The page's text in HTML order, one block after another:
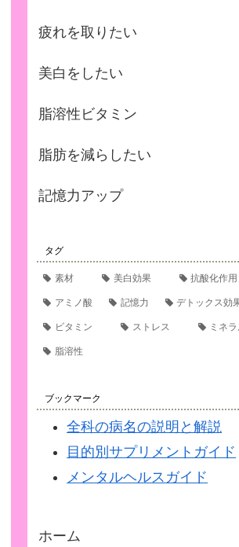
疲れを取りたい
美白をしたい
脂溶性ビタミン
脂肪を減らしたい
記憶力アップ
タグ
素材 美白効果 抗酸化作用
アミノ酸 記憶力 デトックス効
ビタミン ストレス ミネ
脂溶性
ブックマーク
全科の病名の説明と解説
目的別サプリメントガイド
メンタルヘルスガイド
ホーム